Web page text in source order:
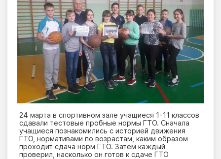
24 марта в спортивном зале учащиеся 1-11 классов
сдавали тестовые пробные нормы ГТО. Сначала
учащиеся познакомились с историей движения
ГТО, нормативами по возрастам, каким образом
проходит сдача норм ГТО. Затем каждый
проверил, насколько он готов к сдаче ГТО